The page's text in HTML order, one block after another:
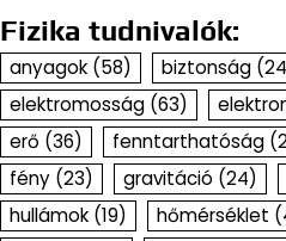
Fizika tudnivalók:
anyagok (58) biztonság
elektromosság (63)
erő (36) fenntarthatóság
fény (23) gravitáció (24)
hullámok (19) hőmérséklet